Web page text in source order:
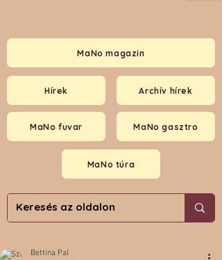
Hírek
MaNo magazin
MaNo fuvar MaNo gasztro
MaNo túra
Archív hírek
Bettina Pal